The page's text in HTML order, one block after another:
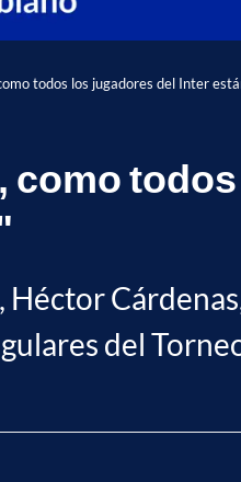
todos los jugadores del Inter
del